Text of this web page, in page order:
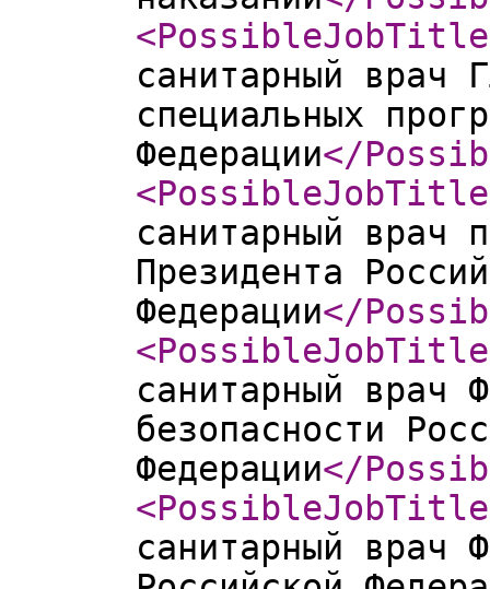
<PossibleJobTitle
санитарный врач
специальных
Федерации</
<PossibleJobTitle
санитарный врач
Президента
Федерации</
<PossibleJobTitle
санитарный врач
безопасности
Федерации</
<PossibleJobTitle
санитарный врач